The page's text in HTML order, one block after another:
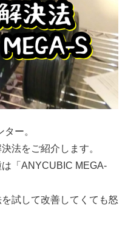
ー。
法をご紹介します。
「ANYCUBIC MEGA-
試して改善してくても怒